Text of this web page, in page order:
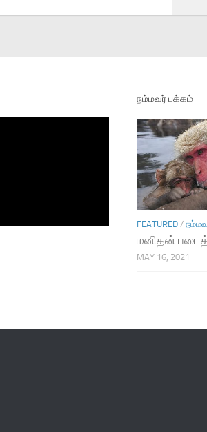
நம்மவர் பக்கம்
FEATURED/
மனிதன்
MAY 16, 2021